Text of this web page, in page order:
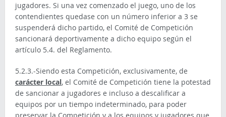
jugadores. Si una vez comenzado el juego, uno de los
contendientes quedase con un número inferior a 3 se
suspenderá dicho partido, el Comité de Competición
sancionará deportivamente a dicho equipo según el
artículo 5.4. del Reglamento.
5.2.3.-Siendo esta Competición, exclusivamente, de
carácter local, el Comité de Competición tiene la potestad
de sancionar a jugadores e incluso a descalificar a
equipos por un tiempo indeterminado, para poder